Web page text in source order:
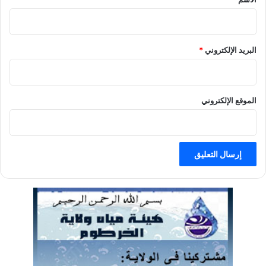
البريد الإلكتروني*
الموقع الإلكتروني